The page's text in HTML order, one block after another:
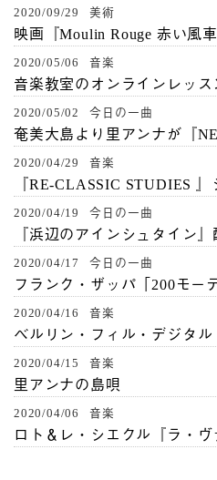
2020/09/29 美術
映画『Moulin Rouge 赤い風車
2020/05/06 音楽
音楽教室のオンラインレッス
2020/05/02 今日の一曲
奄美大島より里アンナが『
2020/04/29 音楽
『RE-CLASSIC STUDIES 』
2020/04/19 今日の一曲
『浜辺のアインシュタイン
2020/04/17 今日の一曲
フランク・ザッパ「200モー
2020/04/16 音楽
ベルリン・フィル・デジタ
2020/04/15 音楽
里アンナの島唄
2020/04/06 音楽
ロト＆レ・シエクル『ラ・